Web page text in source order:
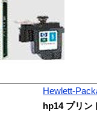
Hewlett-
hp14 プリン